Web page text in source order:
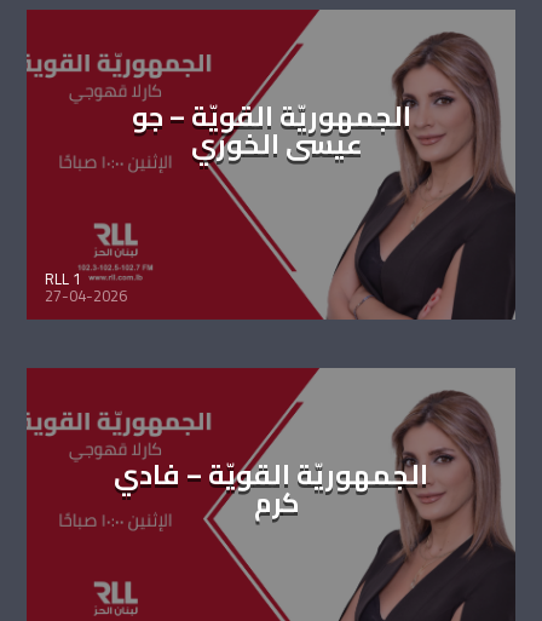
الجمهوريّة القويّة – جو
عيسى الخوري
RLL 1
27-04-2026
الجمهوريّة القويّة – فادي
كرم